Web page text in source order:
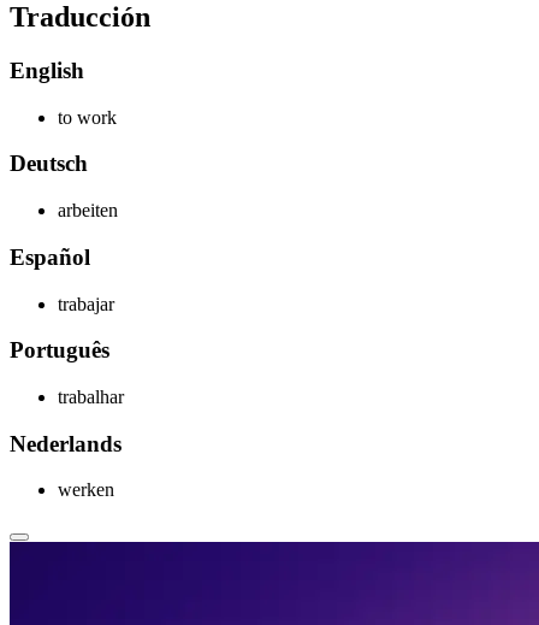
Traducción
English
to work
Deutsch
arbeiten
Español
trabajar
Português
trabalhar
Nederlands
werken